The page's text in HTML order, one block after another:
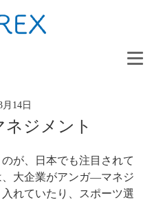
月14日
ジメント
が、日本でも注目されて
大企業がアンガ―マネジ
れていたり、スポーツ選